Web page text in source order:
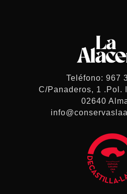
Teléfono: 967
C/Panaderos, 1 .Pol.
02640